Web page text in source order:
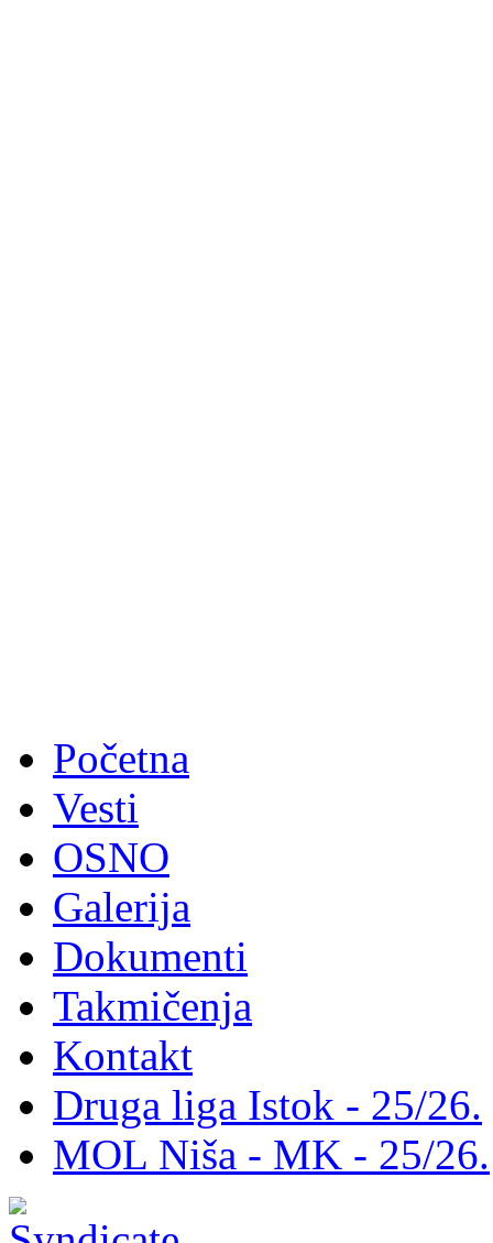
Početna
Vesti
OSNO
Galerija
Dokumenti
Takmičenja
Kontakt
Druga liga Istok - 25/26.
MOL Niša - MK - 25/26.